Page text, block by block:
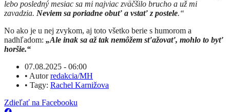
lebo posledný mesiac sa mi najviac zväčšilo brucho a už mi
zavadzia. Neviem sa poriadne obuť a vstať z postele.“
No ako je u nej zvykom, aj toto všetko berie s humorom a
nadhľadom: „Ale inak sa až tak nemôžem sťažovať, mohlo to byť
horšie.“
07.08.2025 - 06:00
• Autorredakcia/MH
• Tagy: Rachel Karnižova
Zdieľať na Facebooku